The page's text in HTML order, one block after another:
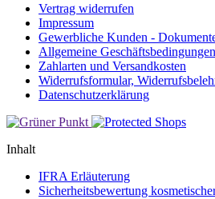
Vertrag widerrufen
Impressum
Gewerbliche Kunden -
Allgemeine Geschäftsbedingungen
Zahlarten und Versandkosten
Widerrufsformular,
Datenschutzerklärung
Inhalt
IFRA Erläuterung
Sicherheitsbewertung